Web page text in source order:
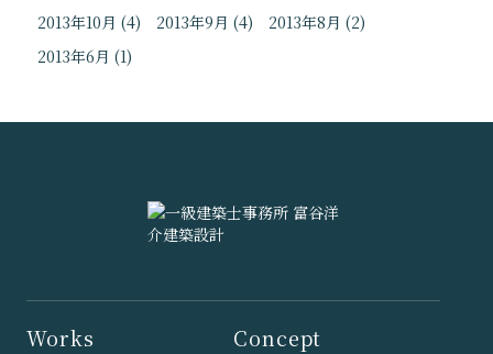
2013年10月 (4) 2013年9月 (4) 2013年8月 (2)
2013年6月 (1)
Works Concept